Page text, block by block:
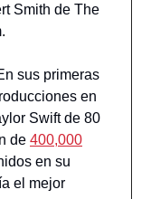
Smith de The
sus primeras
en
Swift de 80
de 400,000
en su
el mejor